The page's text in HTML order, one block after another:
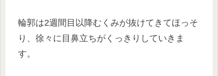
輪郭は2週間目以降むくみが抜けてきてほっそ
り、徐々に目鼻立ちがくっきりしていきま
す。